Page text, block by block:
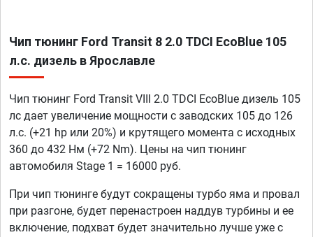
Чип тюнинг Ford Transit 8 2.0 TDCI EcoBlue 105
л.с. дизель в Ярославле
Чип тюнинг Ford Transit VIII 2.0 TDCI EcoBlue дизель 105
лс дает увеличение мощности с заводских 105 до 126
л.с. (+21 hp или 20%) и крутящего момента с исходных
360 до 432 Нм (+72 Nm). Цены на чип тюнинг
автомобиля Stage 1 = 16000 руб.
При чип тюнинге будут сокращены турбо яма и провал
при разгоне, будет перенастроен наддув турбины и ее
включение, подхват будет значительно лучше уже с